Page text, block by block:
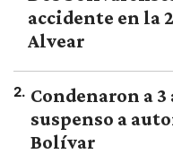
accidente en la
Alvear
2. Condenaron a
suspenso a
Bolívar